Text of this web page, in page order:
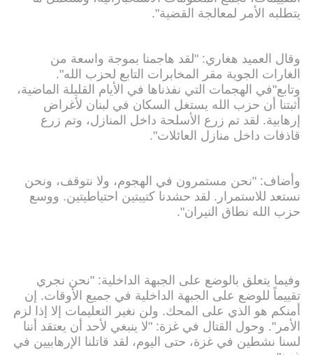
يتطلبه الأمر لمعالجة القضية".
وقال العميد هغاري: "لقد هاجمنا بموجة واسعة من
الغارات الجوية مقر المخابرات التابع لحزب الله".
وتابع"في الهجمات التي نفذناها في الأيام القليلة الماضية،
أثبتنا أن حزب الله يستغل السكان في لبنان لأغراض
إرهابية. لقد تم زرع الأسلحة داخل المنازل، وتم زرع
قاذفات داخل منازل العائلات".
وأضاف: "نحن مستمرون في الهجوم، ولا نتوقف، ونحن
نستعد للاستمرار. لقد حشدنا كتيبتين احتياطيتين. ووسع
حزب الله نطاق النيران".
وفيما يتعلق بالوضع على الجبهة الداخلية: "نحن نجري
تقييماً للوضع على الجبهة الداخلية في جميع الأوقات. إن
أمنكم هو الذي على المحك. ولن نغير التعليمات إلا إذا لزم
الأمر". وحول القتال في غزة: "لا ينبغي لأحد أن يعتقد أننا
لسنا نشطين في غزة، حتى اليوم، لقد قاتلنا الإرهابيين في